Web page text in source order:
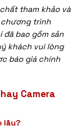
tham khảo và
trình
đã bao gồm sản
khách vui lòng
báo giá chính
Camera
lâu?